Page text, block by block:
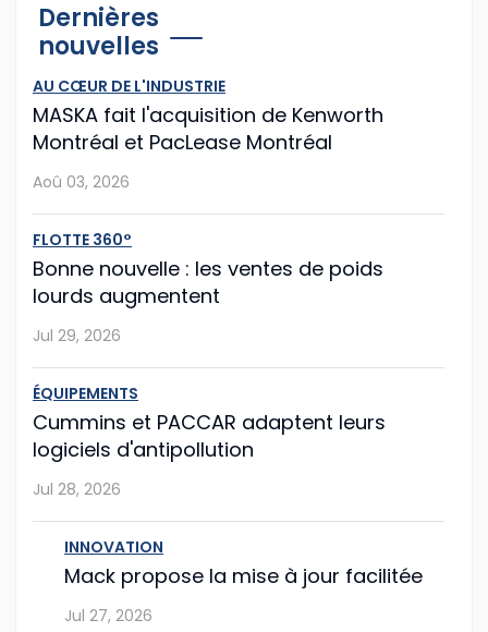
logiciels d'antipollution
Cummins et PACCAR ont récemment annoncé des
modifications logicielles à leurs moteurs diesel afin que
les routiers puissent continuer à rouler plus longtemps
après que les capteurs du camion o...
Jul 28, 2026
Mack propose la mise à jour facilitée
Le constructeur américain Mack Trucks franchit une
nouvelle étape vers la simplification de la
& Leave (« verrouiller et partir »), int�...
Jul 27, 2026
Hyundai Translead poursuit l'expansion de
ses camions à hydrogène
Même si le démarrage semble un peu laborieux,
l'entreprise sud-coréenne Hyundai Translead poursuit
son expansion.
Dernières
nouvelles
AU CŒUR DE L'INDUSTRIE
MASKA fait l'acquisition de Kenworth
Montréal et PacLease Montréal
Aoû 03, 2026
FLOTTE 360°
Bonne nouvelle : les ventes de poids
lourds augmentent
Jul 29, 2026
ÉQUIPEMENTS
Cummins et PACCAR adaptent leurs
logiciels d'antipollution
Jul 28, 2026
INNOVATION
Mack propose la mise à jour facilitée
Jul 27, 2026